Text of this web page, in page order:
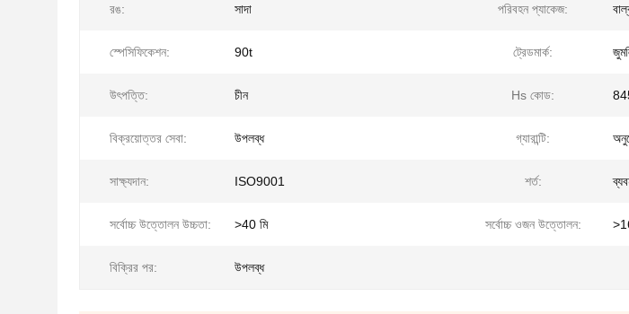
রঙ: সাদা পরিবহন প্যাকেজ:
স্পেসিফিকেশন: 90t ট্রেডমার্ক:
উৎপত্তি: চীন Hs কোড:
বিক্রয়োত্তর সেবা: উপলব্ধ গ্যারান্টি:
সাক্ষ্যদান: ISO9001 শর্ত:
সর্বোচ্চ উত্তোলন উচ্চতা: >40 মি সর্বোচ্চ ওজন উত্তোলন:
বিক্রির পর: উপলব্ধ